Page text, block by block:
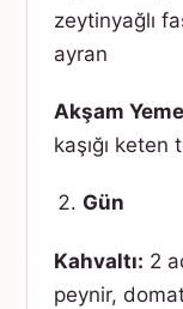
zeytinyağlı
ayran
Akşam
kaşığı keten
Gün
Kahvaltı: 2
peynir,